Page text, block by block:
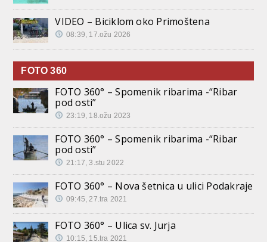
VIDEO – Biciklom oko Primoštena
08:39, 17.ožu 2026
FOTO 360
FOTO 360° – Spomenik ribarima -“Ribar
pod osti”
23:19, 18.ožu 2023
FOTO 360° – Spomenik ribarima -“Ribar
pod osti”
21:17, 3.stu 2022
FOTO 360° – Nova šetnica u ulici Podakraje
09:45, 27.tra 2021
FOTO 360° – Ulica sv. Jurja
10:15, 15.tra 2021